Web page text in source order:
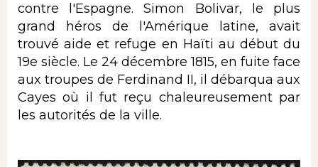
contre l'Espagne. Simon Bolivar, le plus
grand héros de l'Amérique latine, avait
trouvé aide et refuge en Haïti au début du
19e siècle. Le 24 décembre 1815, en fuite face
aux troupes de Ferdinand II, il débarqua aux
Cayes où il fut reçu chaleureusement par
les autorités de la ville.